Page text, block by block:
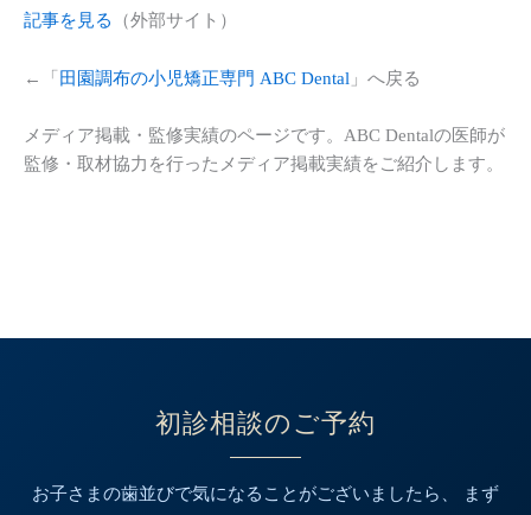
記事を見る （外部サイト）
←「 田園調布の小児矯正専門 ABC Dental 」へ戻る
メディア掲載・監修実績のページです。ABC Dentalの医師が
監修・取材協力を行ったメディア掲載実績をご紹介します。
初診相談のご予約
お子さまの歯並びで気になることがございましたら、
まず